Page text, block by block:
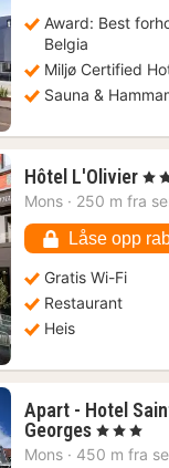
1298
Award: Best
Belgia
Miljø Certified
Sauna &
Hôtel L'Olivier1
kr.
, 3
Mons · 250 m fra
Låse opp
Gratis Wi-Fi
Restaurant
Heis
Apart - Hotel
Georges1
natt
, 3 Stjerner
Mons · 450 m fra